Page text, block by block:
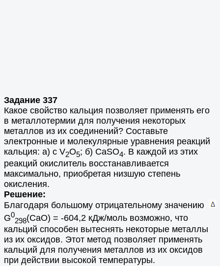
Задание 337
Какое свойство кальция позволяет применять его
в металлотермии для получения некоторых
металлов из их соединений? Составьте
электронные и молекулярные уравнения реакций
кальция: а) с V2O5; б) СаSO4. В каждой из этих
реакций окислитель восстанавливается
максимально, приобретая низшую степень
окисления.
Решение:
Благодаря большому отрицательному значению
G0
298(СаО) = -604,2 кДж/моль возможно, что
кальций способен вытеснять некоторые металлы
из их оксидов. Этот метод позволяет применять
кальций для получения металлов из их оксидов
при действии высокой температуры.